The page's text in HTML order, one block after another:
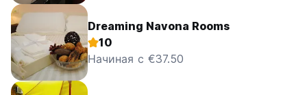
Dreaming Navona Rooms
10
Начиная с €37.50